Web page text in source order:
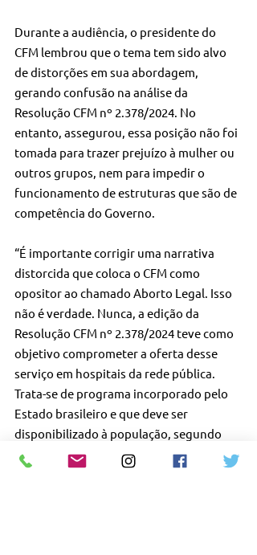
Durante a audiência, o presidente do
CFM lembrou que o tema tem sido alvo
de distorções em sua abordagem,
gerando confusão na análise da
Resolução CFM nº 2.378/2024. No
entanto, assegurou, essa posição não foi
tomada para trazer prejuízo à mulher ou
outros grupos, nem para impedir o
funcionamento de estruturas que são de
competência do Governo.
“É importante corrigir uma narrativa
distorcida que coloca o CFM como
opositor ao chamado Aborto Legal. Isso
não é verdade. Nunca, a edição da
Resolução CFM nº 2.378/2024 teve como
objetivo comprometer a oferta desse
serviço em hospitais da rede pública.
Trata-se de programa incorporado pelo
Estado brasileiro e que deve ser
disponibilizado à população, segundo
critérios de acesso definidos em lei. Cabe
ao Ministério da Saúde e aos gestores do